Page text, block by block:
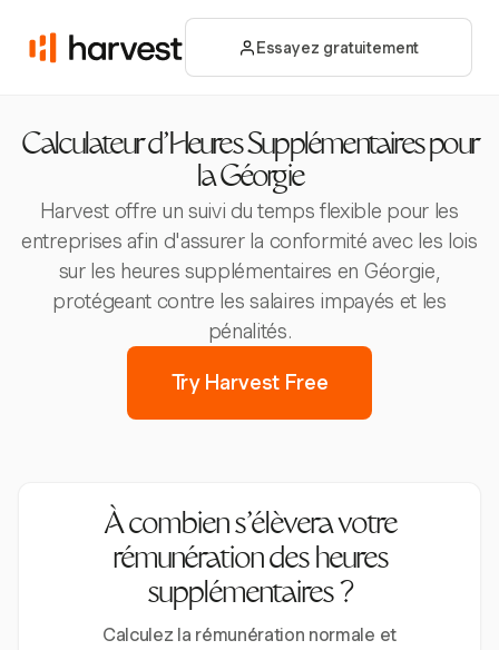
Essayez gratuitement
Calculateur d'Heures Supplémentaires pour
la Géorgie
Harvest offre un suivi du temps flexible pour les
entreprises afin d'assurer la conformité avec les lois
sur les heures supplémentaires en Géorgie,
protégeant contre les salaires impayés et les
pénalités.
Try Harvest Free
À combien s’élèvera votre
rémunération des heures
supplémentaires ?
Calculez la rémunération normale et